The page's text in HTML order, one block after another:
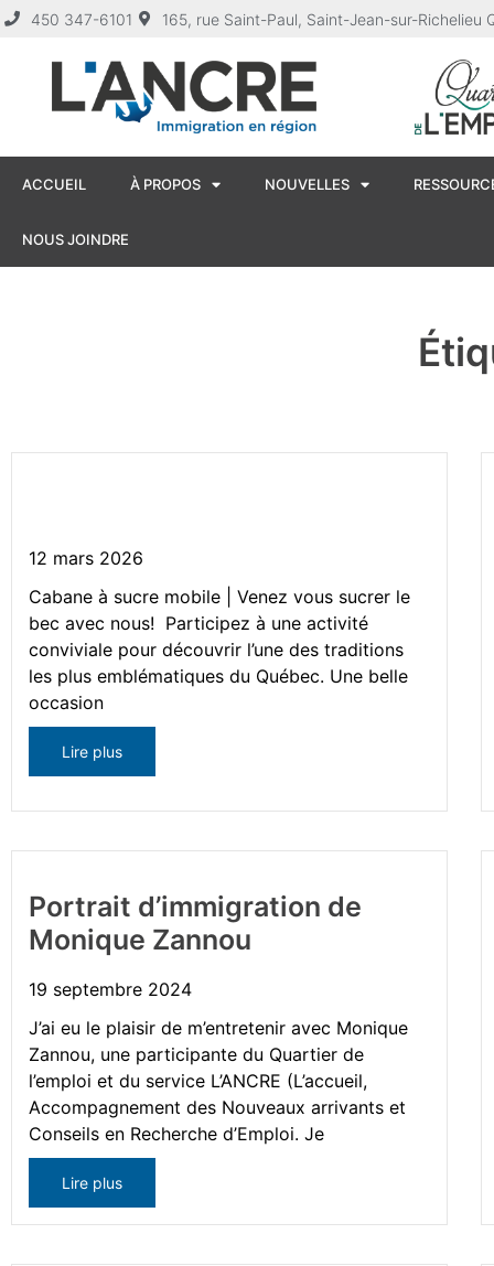
450 347-6101 165, rue Saint-Paul, Saint-Jean-sur-Richelieu
ACCUEIL À PROPOS NOUVELLES
NOUS JOINDRE
12 mars 2026
Cabane à sucre mobile | Venez vous sucrer le
bec avec nous! Participez à une activité
conviviale pour découvrir l’une des traditions
les plus emblématiques du Québec. Une belle
occasion
Lire plus
Portrait d’immigration de
Monique Zannou
19 septembre 2024
J’ai eu le plaisir de m’entretenir avec Monique
Zannou, une participante du Quartier de
l’emploi et du service L’ANCRE (L’accueil,
Accompagnement des Nouveaux arrivants et
Conseils en Recherche d’Emploi. Je
Lire plus